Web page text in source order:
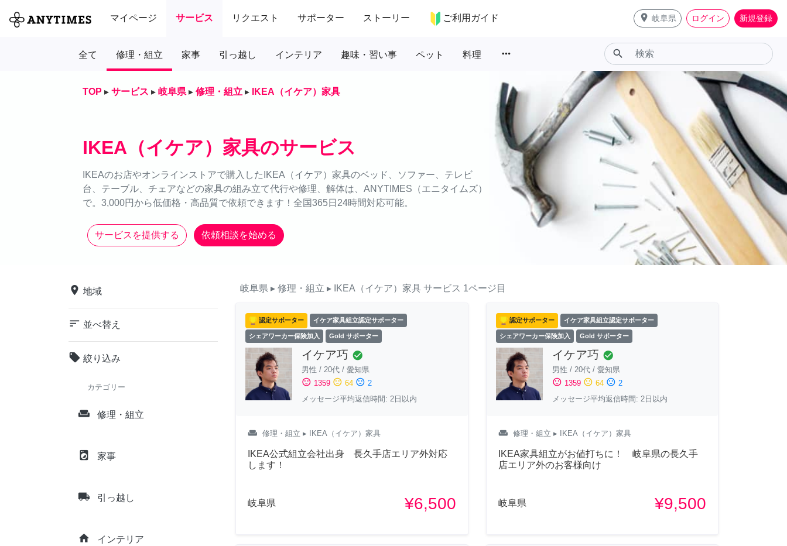
マイページ サービス リクエスト サポーター ストーリー ご利用ガイド place 岐阜県 ログイン 新規登録
全て 修理・組立 家事 引っ越し インテリア 趣味・習い事 ペット 料理 more_horiz search
TOP ▸ サービス ▸ 岐阜県 ▸ 修理・組立 ▸ IKEA（イケア）家具
IKEA（イケア）家具のサービス
IKEAのお店やオンラインストアで購入したIKEA（イケア）家具のベッド、ソファー、テレビ
台、テーブル、チェアなどの家具の組み立て代行や修理、解体は、ANYTIMES（エニタイムズ）
で。3,000円から低価格・高品質で依頼できます！全国365日24時間対応可能。
サービスを提供する 依頼相談を始める
place 地域
sort 並べ替え
local_offer 絞り込み
カテゴリー
weekend 修理・組立
local_laundry_service 家事
local_shipping 引っ越し
home インテリア
岐阜県 ▸ 修理・組立 ▸ IKEA（イケア）家具 サービス 1ページ目
認定サポーター イケア家具組立認定サポーター
シェアワーカー保険加入 Gold サポーター
イケア巧 check_circle
男性 / 20代 / 愛知県
sentiment_satisfied 1359 sentiment_neutral 64 sentiment_dissatisfied 2
メッセージ平均返信時間: 2日以内
weekend 修理・組立 ▸ IKEA（イケア）家具
IKEA公式組立会社出身 長久手店エリア外対応
します！
岐阜県 ¥6,500
認定サポーター イケア家具組立認定サポーター
シェアワーカー保険加入 Gold サポーター
イケア巧 check_circle
男性 / 20代/ 愛知県
sentiment_satisfied 1359 sentiment_neutral 64 sentiment_dissatisfied 2
メッセージ平均返信時間: 2日以内
weekend 修理・組立 ▸ IKEA（イケア）家具
IKEA家具組立がお値打ちに！ 岐阜県の長久手
店エリア外のお客様向け
岐阜県 ¥9,500